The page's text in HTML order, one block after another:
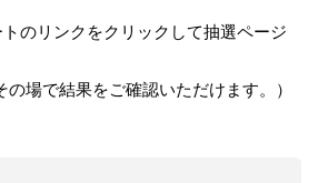
のリンクをクリックして抽選ページ
場で結果をご確認いただけます。）